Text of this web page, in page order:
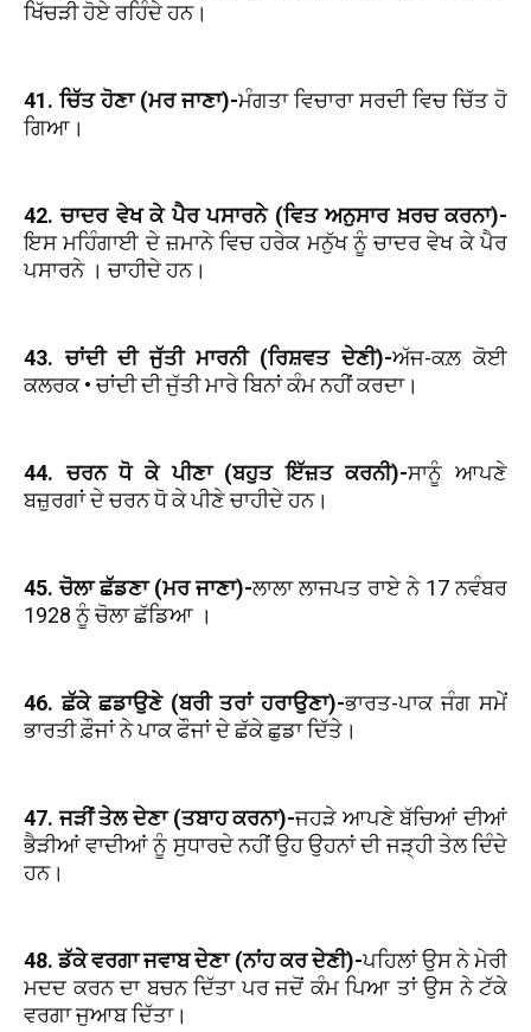
ਖਿੱਚੜੀ ਹੋਏ ਰਹਿੰਦੇ ਹਨ।
41. ਚਿੱਤ ਹੋਣਾ (ਮਰ ਜਾਣਾ)-ਮੰਗਤਾ ਵਿਚਾਰਾ ਸਰਦੀ ਵਿਚ ਚਿੱਤ ਹੋ
ਗਿਆ।
42. ਚਾਦਰ ਵੇਖ ਕੇ ਪੈਰ ਪਸਾਰਨੇ (ਵਿਤ ਅਨੁਸਾਰ ਖ਼ਰਚ ਕਰਨਾ)-
ਇਸ ਮਹਿੰਗਾਈ ਦੇ ਜ਼ਮਾਨੇ ਵਿਚ ਹਰੇਕ ਮਨੁੱਖ ਨੂੰ ਚਾਦਰ ਵੇਖ ਕੇ ਪੈਰ
ਪਸਾਰਨੇ । ਚਾਹੀਦੇ ਹਨ।
43. ਚਾਂਦੀ ਦੀ ਜੁੱਤੀ ਮਾਰਨੀ (ਰਿਸ਼ਵਤ ਦੇਣੀ)-ਅੱਜ-ਕਲ਼ ਕੋਈ
ਕਲਰਕ • ਚਾਂਦੀ ਦੀ ਜੁੱਤੀ ਮਾਰੇ ਬਿਨਾਂ ਕੰਮ ਨਹੀਂ ਕਰਦਾ।
44. ਚਰਨ ਧੋ ਕੇ ਪੀਣਾ (ਬਹੁਤ ਇੱਜ਼ਤ ਕਰਨੀ)-ਸਾਨੂੰ ਆਪਣੇ
ਬਜ਼ੁਰਗਾਂ ਦੇ ਚਰਨ ਧੋ ਕੇ ਪੀਣੇ ਚਾਹੀਦੇ ਹਨ।
45. ਚੋਲਾ ਛੱਡਣਾ (ਮਰ ਜਾਣਾ)-ਲਾਲਾ ਲਾਜਪਤ ਰਾਏ ਨੇ 17 ਨਵੰਬਰ
1928 ਨੂੰ ਚੋਲਾ ਛੱਡਿਆ ।
46. ਛੱਕੇ ਛਡਾਉਣੇ (ਬਰੀ ਤਰਾਂ ਹਰਾਉਣਾ)-ਭਾਰਤ-ਪਾਕ ਜੰਗ ਸਮੇਂ
ਭਾਰਤੀ ਫ਼ੌਜਾਂ ਨੇ ਪਾਕ ਫੌਜਾਂ ਦੇ ਛੱਕੇ ਛੁਡਾ ਦਿੱਤੇ।
47. ਜੜੀਂ ਤੇਲ ਦੇਣਾ (ਤਬਾਹ ਕਰਨਾ)-ਜਹੜੇ ਆਪਣੇ ਬੱਚਿਆਂ ਦੀਆਂ
ਭੈੜੀਆਂ ਵਾਦੀਆਂ ਨੂੰ ਸੁਧਾਰਦੇ ਨਹੀਂ ਉਹ ਉਹਨਾਂ ਦੀ ਜੜ੍ਹੀ ਤੇਲ ਦਿੰਦੇ
ਹਨ।
48. ਡੱਕੇ ਵਰਗਾ ਜਵਾਬ ਦੇਣਾ (ਨਾਂਹ ਕਰ ਦੇਣੀ)-ਪਹਿਲਾਂ ਉਸ ਨੇ ਮੇਰੀ
ਮਦਦ ਕਰਨ ਦਾ ਬਚਨ ਦਿੱਤਾ ਪਰ ਜਦੋਂ ਕੰਮ ਪਿਆ ਤਾਂ ਉਸ ਨੇ ਟੱਕੇ
ਵਰਗਾ ਜੁਆਬ ਦਿੱਤਾ।